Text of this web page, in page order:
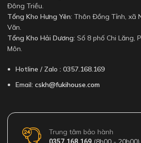
Đông Triều.
Tổng Kho Hưng Yên: Thôn Đồng Tỉnh, xã
Văn.
Tổng Kho Hải Dương: Số 8 phố Chi Lăng,
Môn.
Hotline / Zalo : 0357.168.169
Email: cskh@fukihouse.com
Trung tâm bảo hành